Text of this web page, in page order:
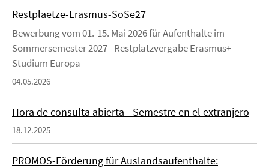
Restplaetze-Erasmus-SoSe27
Bewerbung vom 01.-15. Mai 2026 für Aufenthalte im
Sommersemester 2027 - Restplatzvergabe Erasmus+
Studium Europa
04.05.2026
Hora de consulta abierta - Semestre en el extranjero
18.12.2025
PROMOS-Förderung für Auslandsaufenthalte: